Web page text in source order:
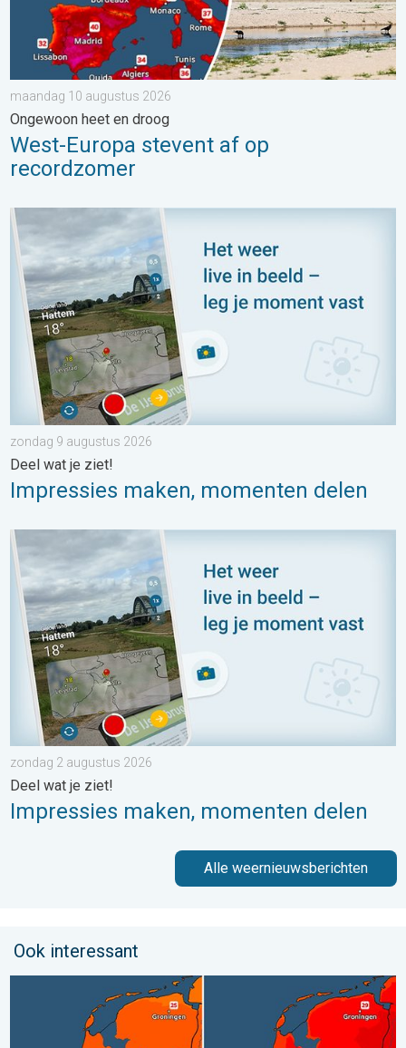
maandag 10 augustus 2026
Ongewoon heet en droog
West-Europa stevent af op
recordzomer
Impressies maken, momenten delen. Deel wat je ziet!. . .
zondag 9 augustus 2026
Deel wat je ziet!
Impressies maken, momenten delen
Impressies maken, momenten delen. Deel wat je ziet!. . .
zondag 2 augustus 2026
Deel wat je ziet!
Impressies maken, momenten delen
Alle weernieuwsberichten
Ook interessant
Volop zon en zomerse warmte. Weekendweer. . . donderdag